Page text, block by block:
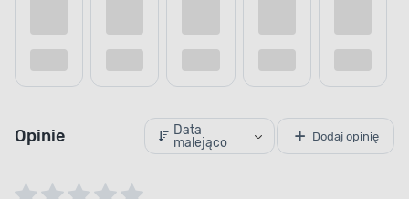
Opinie
Data
malejąco
Dodaj opinię